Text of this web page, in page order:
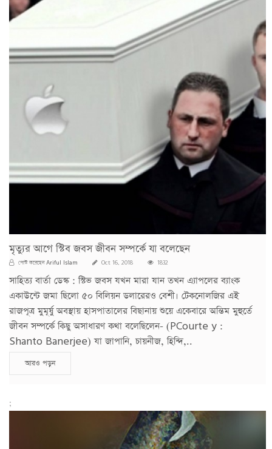
মৃত্যুর আগে স্টিব জবস জীবন সম্পর্কে যা বলেছেন
পোস্ট করেছেনAriful Islam Oct 16, 2018 1832
সাহিত্য বার্তা ডেস্ক : স্টিভ জবস যখন মারা যান তখন এ্যাপলের ব্যাংক
একাউন্টে জমা ছিলো ৫০ বিলিয়ন ডলারেরও বেশী। টেকনোলজির এই
রাজপূত্র মুমূর্ষু অবস্থায় হাসপাতালের বিছানায় শুয়ে একেবারে অন্তিম মুহুর্তে
জীবন সম্পর্কে কিছু অসাধারণ কথা বলেছিলেন- (PCourte y :
Shanto Banerjee) যা জাপানি, চায়নীজ, হিন্দি,..
আরও পড়ুন
;